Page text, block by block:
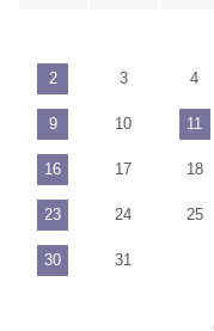
2 3 4
9 10 11
16 17 18
23 24 25
30 31